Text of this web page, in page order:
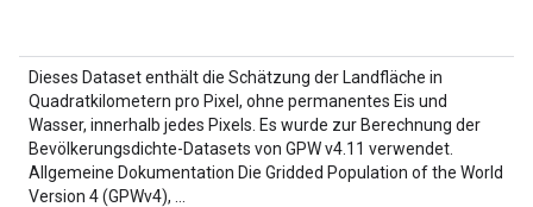
Dieses Dataset enthält die Schätzung der Landfläche in
Quadratkilometern pro Pixel, ohne permanentes Eis und
Wasser, innerhalb jedes Pixels. Es wurde zur Berechnung der
Bevölkerungsdichte-Datasets von GPW v4.11 verwendet.
Allgemeine Dokumentation Die Gridded Population of the World
Version 4 (GPWv4), …